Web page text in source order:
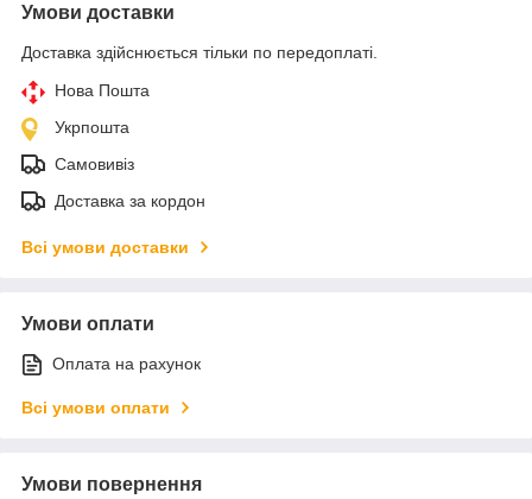
Умови доставки
Доставка здійснюється тільки по передоплаті.
Нова Пошта
Укрпошта
Самовивіз
Доставка за кордон
Всі умови доставки
Умови оплати
Оплата на рахунок
Всі умови оплати
Умови повернення